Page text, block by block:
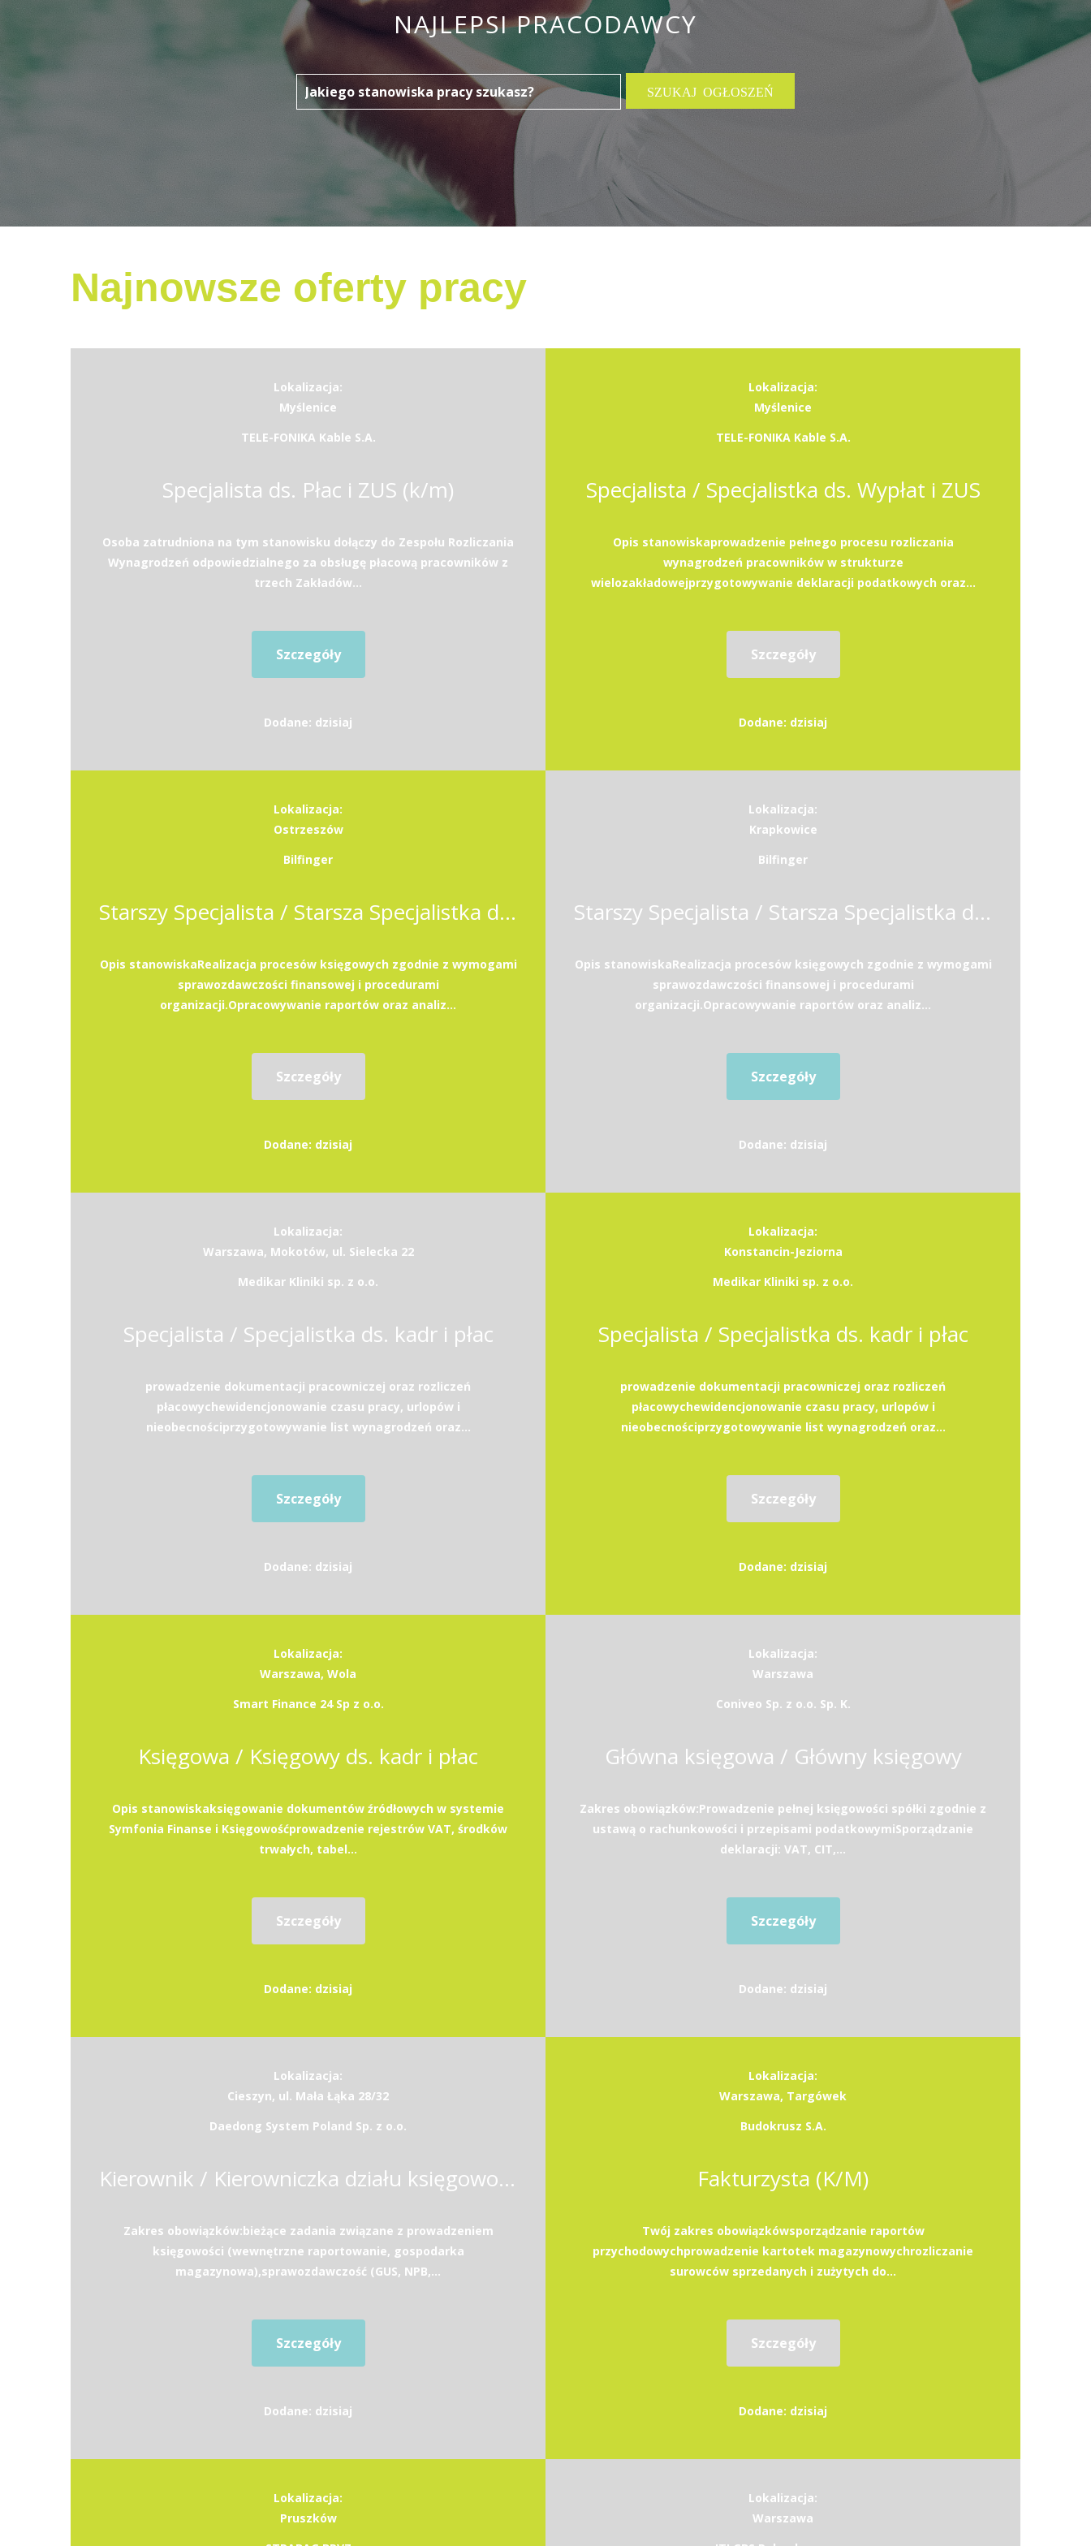
NAJLEPSI PRACODAWCY
Najnowsze oferty pracy
Lokalizacja:
Myślenice
TELE-FONIKA Kable S.A.
Specjalista ds. Płac i ZUS (k/m)
Osoba zatrudniona na tym stanowisku dołączy do Zespołu Rozliczania
Wynagrodzeń odpowiedzialnego za obsługę płacową pracowników z
trzech Zakładów...
Szczegóły
Dodane: dzisiaj
Lokalizacja:
Myślenice
TELE-FONIKA Kable S.A.
Specjalista / Specjalistka ds. Wypłat i ZUS
Opis stanowiskaprowadzenie pełnego procesu rozliczania
wynagrodzeń pracowników w strukturze
wielozakładowejprzygotowywanie deklaracji podatkowych oraz...
Szczegóły
Dodane: dzisiaj
Lokalizacja:
Ostrzeszów
Bilfinger
Starszy Specjalista / Starsza Specjalistka ds. księgowości
Opis stanowiskaRealizacja procesów księgowych zgodnie z wymogami
sprawozdawczości finansowej i procedurami
organizacji.Opracowywanie raportów oraz analiz...
Szczegóły
Dodane: dzisiaj
Lokalizacja:
Krapkowice
Bilfinger
Starszy Specjalista / Starsza Specjalistka ds. księgowości
Opis stanowiskaRealizacja procesów księgowych zgodnie z wymogami
sprawozdawczości finansowej i procedurami
organizacji.Opracowywanie raportów oraz analiz...
Szczegóły
Dodane: dzisiaj
Lokalizacja:
Warszawa, Mokotów, ul. Sielecka 22
Medikar Kliniki sp. z o.o.
Specjalista / Specjalistka ds. kadr i płac
prowadzenie dokumentacji pracowniczej oraz rozliczeń
płacowychewidencjonowanie czasu pracy, urlopów i
nieobecnościprzygotowywanie list wynagrodzeń oraz...
Szczegóły
Dodane: dzisiaj
Lokalizacja:
Konstancin-Jeziorna
Medikar Kliniki sp. z o.o.
Specjalista / Specjalistka ds. kadr i płac
prowadzenie dokumentacji pracowniczej oraz rozliczeń
płacowychewidencjonowanie czasu pracy, urlopów i
nieobecnościprzygotowywanie list wynagrodzeń oraz...
Szczegóły
Dodane: dzisiaj
Lokalizacja:
Warszawa, Wola
Smart Finance 24 Sp z o.o.
Księgowa / Księgowy ds. kadr i płac
Opis stanowiskaksięgowanie dokumentów źródłowych w systemie
Symfonia Finanse i Księgowośćprowadzenie rejestrów VAT, środków
trwałych, tabel...
Szczegóły
Dodane: dzisiaj
Lokalizacja:
Warszawa
Coniveo Sp. z o.o. Sp. K.
Główna księgowa / Główny księgowy
Zakres obowiązków:Prowadzenie pełnej księgowości spółki zgodnie z
ustawą o rachunkowości i przepisami podatkowymiSporządzanie
deklaracji: VAT, CIT,...
Szczegóły
Dodane: dzisiaj
Lokalizacja:
Cieszyn, ul. Mała Łąka 28/32
Daedong System Poland Sp. z o.o.
Kierownik / Kierowniczka działu księgowości
Zakres obowiązków:bieżące zadania związane z prowadzeniem
księgowości (wewnętrzne raportowanie, gospodarka
magazynowa),sprawozdawczość (GUS, NPB,...
Szczegóły
Dodane: dzisiaj
Lokalizacja:
Warszawa, Targówek
Budokrusz S.A.
Fakturzysta (K/M)
Twój zakres obowiązkówsporządzanie raportów
przychodowychprowadzenie kartotek magazynowychrozliczanie
surowców sprzedanych i zużytych do...
Szczegóły
Dodane: dzisiaj
Lokalizacja:
Pruszków
Lokalizacja:
Warszawa